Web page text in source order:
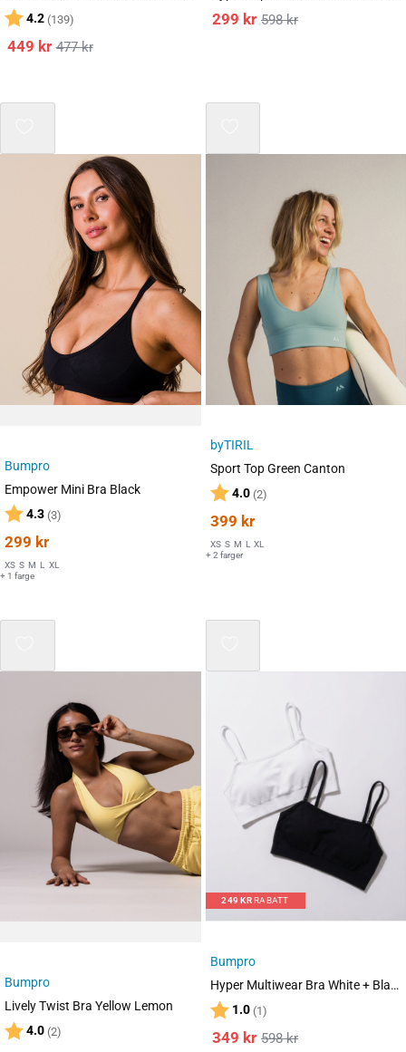
Karakter:
4.2 (139)
477kr
449 kr
598kr
299 kr
Bumpro
Empower Mini Bra Black
Karakter:
4.3 (3)
299 kr
XS S M L
XL
+ 1 farge
byTIRIL
Sport Top Green Canton
Karakter:
4.0(2)
399 kr
XS S M L
XL
+ 2 farger
Bumpro
Lively Twist Bra Yellow Lemon
Karakter:
4.0 (2)
249 KRRABATT
Bumpro
Hyper Multiwear Bra White + Black 2-PACK
Karakter:
1.0(1)
598kr
349 kr